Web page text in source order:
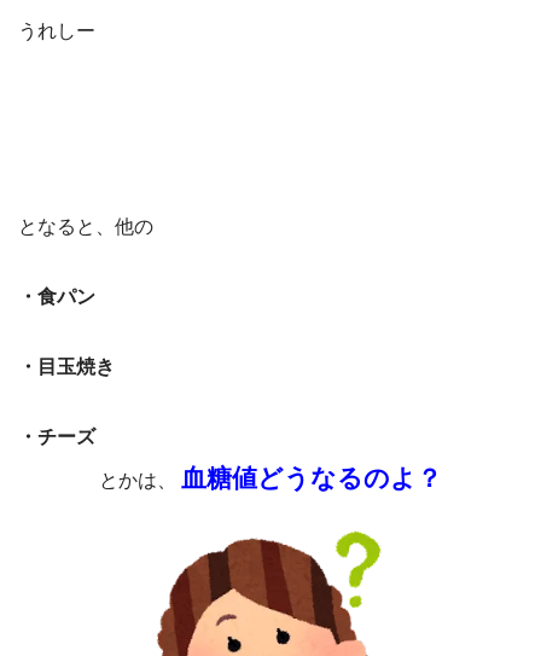
うれしー
となると、他の
・食パン
・目玉焼き
・チーズ
とかは、
血糖値どうなるのよ？